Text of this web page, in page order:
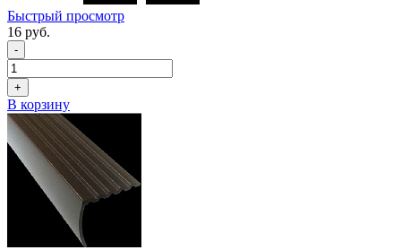
Быстрый просмотр
16 руб.
-
+
В корзину